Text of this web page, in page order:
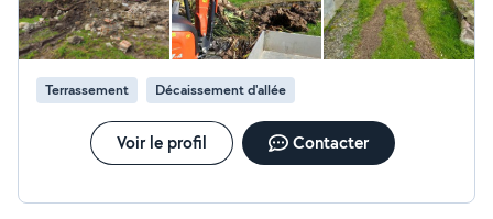
avec grand succès. Je ne peux que recommander cette jeune
entreprise !!
Terrassement Décaissement d'allée
Voir le profil Contacter